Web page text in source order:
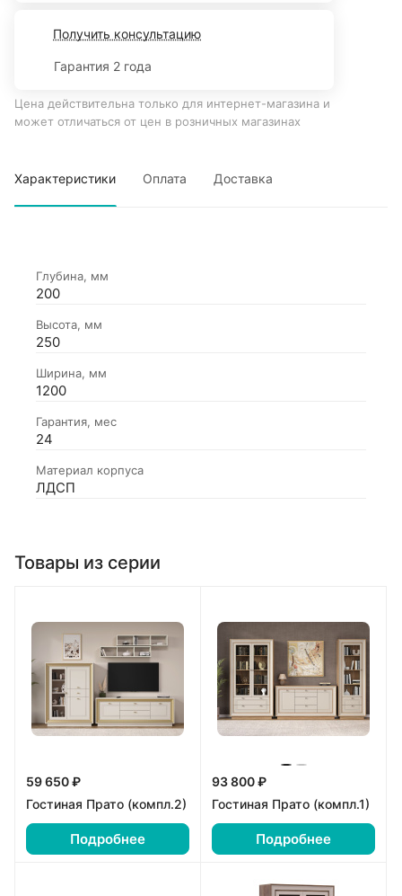
Получить консультацию
Гарантия 2 года
Цена действительна только для интернет-магазина и
может отличаться от цен в розничных магазинах
Характеристики Оплата Доставка
Глубина, мм
200
Высота, мм
250
Ширина, мм
1200
Гарантия, мес
24
Материал корпуса
ЛДСП
Товары из серии
59 650 ₽
Гостиная Прато (компл.2)
Подробнее
93 800 ₽
Гостиная Прато (компл.1)
Подробнее